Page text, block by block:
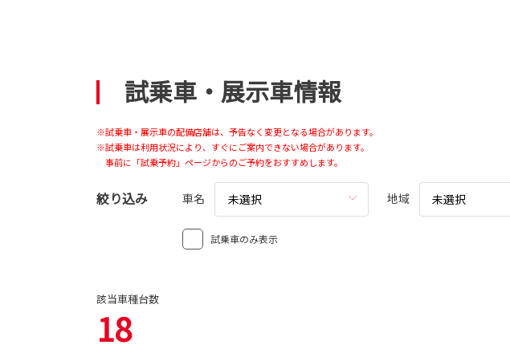
試乗車・展示車情報
※試乗車・展示車の配備店舗は、予告なく変更となる場合があります。
※試乗車は利用状況により、すぐにご案内できない場合があります。
事前に「試乗予約」ページからのご予約をおすすめします。
絞り込み 車名 未選択 地域 未選択
試乗車のみ表示
該当車種台数
18